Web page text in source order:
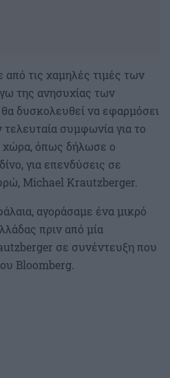
τις χαμηλές τιμές των
της ανησυχίας των
δυσκολευθεί να εφαρμόσει
συμφωνία για το
χώρα, όπως δήλωσε ο
για επενδύσεις σε
Michael Krautzberger.
αγοράσαμε ένα μικρό
πριν από μία
σε συνέντευξη που
Bloomberg.